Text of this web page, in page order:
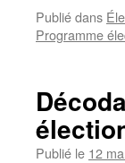
Publié dans
Programme
Publié le 12